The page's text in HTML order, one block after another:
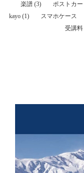
楽譜 (3)
ポストカー
kayo (1)
スマホケース
受講料